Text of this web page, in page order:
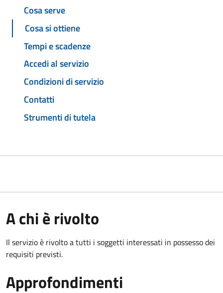
Cosa serve
Cosa si ottiene
Tempi e scadenze
Accedi al servizio
Condizioni di servizio
Contatti
Strumenti di tutela
A chi è rivolto
Il servizio è rivolto a tutti i soggetti interessati in possesso dei
requisiti previsti.
Approfondimenti